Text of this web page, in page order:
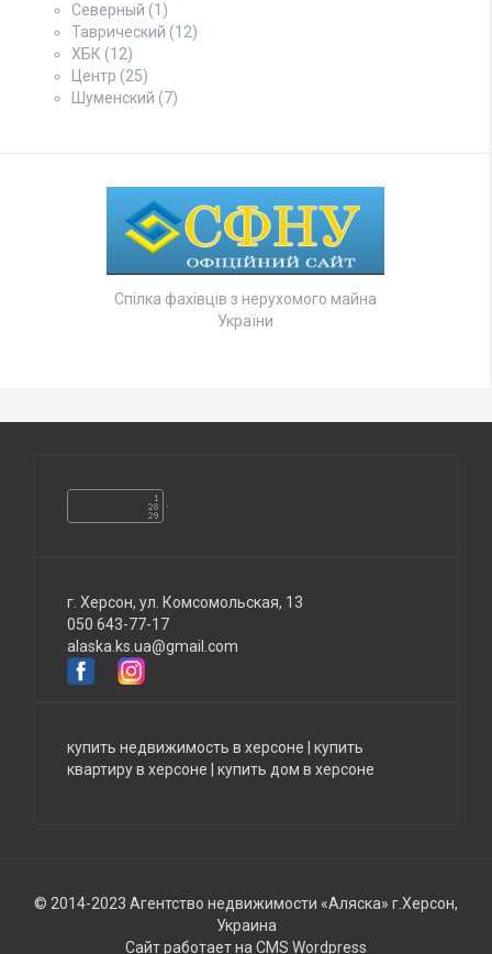
Северный (1)
Таврический (12)
ХБК (12)
Центр (25)
Шуменский (7)
Спілка фахівців з нерухомого майна
України
г. Херсон, ул. Комсомольская, 13
050 643-77-17
alaska.ks.ua@gmail.com
купить недвижимость в херсоне
купить
квартиру в херсоне
купить дом в херсоне
© 2014-2023 Агентство недвижимости «Аляска» г.Херсон,
Украина
Сайт работает на CMS Wordpress